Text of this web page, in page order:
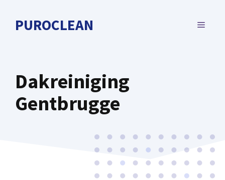
naarPUROCLEAN MENU
Dakreiniging
Gentbrugge